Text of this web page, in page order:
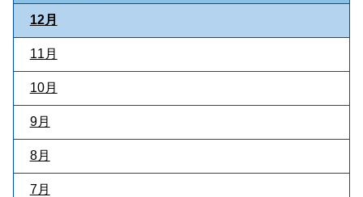
12月
11月
10月
9月
8月
7月